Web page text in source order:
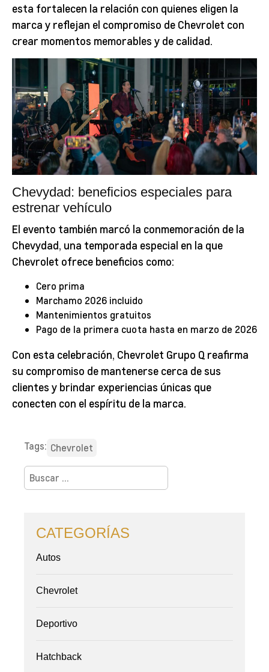
esta fortalecen la relación con quienes eligen la
marca y reflejan el compromiso de Chevrolet con
crear momentos memorables y de calidad.
Chevydad: beneficios especiales para
estrenar vehículo
El evento también marcó la conmemoración de la
Chevydad, una temporada especial en la que
Chevrolet ofrece beneficios como:
Cero prima
Marchamo 2026 incluido
Mantenimientos gratuitos
Pago de la primera cuota hasta en marzo de 2026
Con esta celebración, Chevrolet Grupo Q reafirma
su compromiso de mantenerse cerca de sus
clientes y brindar experiencias únicas que
conecten con el espíritu de la marca.
Tags: Chevrolet
Buscar:
CATEGORÍAS
Autos
Chevrolet
Deportivo
Hatchback